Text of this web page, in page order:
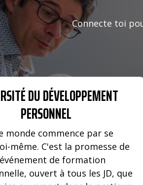
Connecte toi
DU DÉVELOPPEMENT
PERSONNEL
monde commence par se
même. C'est la promesse de
de formation
ouvert à tous les JD, que